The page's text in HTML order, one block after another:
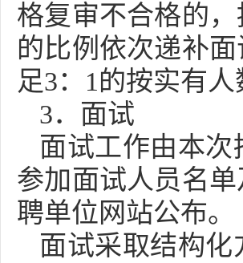
格复审不合格的
的比例依次递补
足3：1的按实有人
3．面试
面试工作由本
参加面试人员名
聘单位网站公布。
面试采取结构